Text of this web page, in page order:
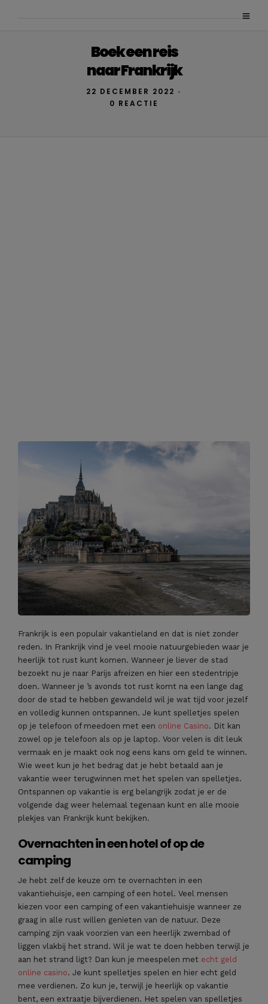
Boek een reis
naar Frankrijk
22 DECEMBER 2022 •
0 REACTIE
Frankrijk is een populair vakantieland en dat is niet zonder
reden. In Frankrijk vind je veel mooie natuurgebieden waar je
heerlijk tot rust kunt komen. Wanneer je liever de stad
bezoekt nu je naar Parijs afreizen en hier een stedentripje
doen. Wanneer je ’s avonds tot rust komt na een lange dag
door de stad te hebben gewandeld wil je wat tijd voor jezelf
en volledig kunnen ontspannen. Je kunt spelletjes spelen
op je telefoon of meedoen met een online Casino. Dit kan
zowel op je telefoon als op je laptop. Voor velen is dit leuk
vermaak en je maakt ook nog eens kans om geld te winnen.
Wie weet kun je het bedrag dat je hebt betaald aan je
vakantie weer terugwinnen met het spelen van spelletjes.
Ontspannen op vakantie is erg belangrijk zodat je er de
volgende dag weer helemaal tegenaan kunt en alle mooie
plekjes van Frankrijk kunt bekijken.
Overnachten in een hotel of op de
camping
Je hebt zelf de keuze om te overnachten in een
vakantiehuisje, een camping of een hotel. Veel mensen
kiezen voor een camping of een vakantiehuisje wanneer ze
graag in alle rust willen genieten van de natuur. Deze
camping zijn vaak voorzien van een heerlijk zwembad of
liggen vlakbij het strand. Wil je wat te doen hebben terwijl je
aan het strand ligt? Dan kun je meespelen met echt geld
online casino. Je kunt spelletjes spelen en hier echt geld
mee verdienen. Zo kun je, terwijl je heerlijk op vakantie
bent, een extraatje bijverdienen. Het spelen van spelletjes